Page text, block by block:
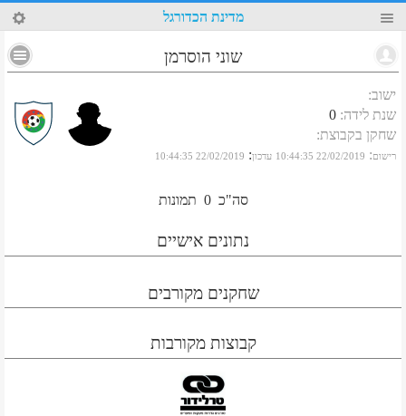
96 מדינת הכדורגל
שוני הוסרמן
ישוב:
שנת לידה:
0
שחקן בקבוצת:
רישום:
22/02/2019 10:44:35 עדכון:
22/02/2019 10:44:35
סה"כ 0 תמונות
נתונים אישיים
שחקנים מקורבים
קבוצות מקורבות